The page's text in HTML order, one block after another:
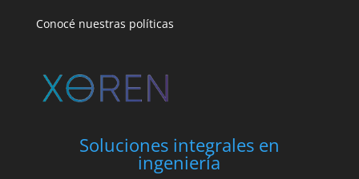
Conocé nuestras políticas
Soluciones integrales en
ingeniería